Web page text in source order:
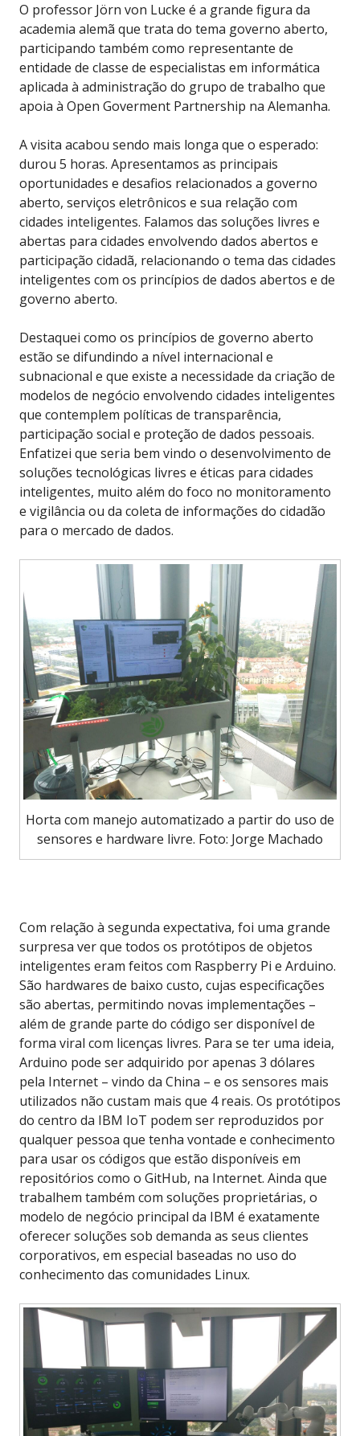
O professor Jörn von Lucke é a grande figura da
academia alemã que trata do tema governo aberto,
participando também como representante de
entidade de classe de especialistas em informática
aplicada à administração do grupo de trabalho que
apoia à Open Goverment Partnership na Alemanha.
A visita acabou sendo mais longa que o esperado:
durou 5 horas. Apresentamos as principais
oportunidades e desafios relacionados a governo
aberto, serviços eletrônicos e sua relação com
cidades inteligentes. Falamos das soluções livres e
abertas para cidades envolvendo dados abertos e
participação cidadã, relacionando o tema das cidades
inteligentes com os princípios de dados abertos e de
governo aberto.
Destaquei como os princípios de governo aberto
estão se difundindo a nível internacional e
subnacional e que existe a necessidade da criação de
modelos de negócio envolvendo cidades inteligentes
que contemplem políticas de transparência,
participação social e proteção de dados pessoais.
Enfatizei que seria bem vindo o desenvolvimento de
soluções tecnológicas livres e éticas para cidades
inteligentes, muito além do foco no monitoramento
e vigilância ou da coleta de informações do cidadão
para o mercado de dados.
Horta com manejo automatizado a partir do uso de
sensores e hardware livre. Foto: Jorge Machado
Com relação à segunda expectativa, foi uma grande
surpresa ver que todos os protótipos de objetos
inteligentes eram feitos com Raspberry Pi e Arduino.
São hardwares de baixo custo, cujas especificações
são abertas, permitindo novas implementações –
além de grande parte do código ser disponível de
forma viral com licenças livres. Para se ter uma ideia,
Arduino pode ser adquirido por apenas 3 dólares
pela Internet – vindo da China – e os sensores mais
utilizados não custam mais que 4 reais. Os protótipos
do centro da IBM IoT podem ser reproduzidos por
qualquer pessoa que tenha vontade e conhecimento
para usar os códigos que estão disponíveis em
repositórios como o GitHub, na Internet. Ainda que
trabalhem também com soluções proprietárias, o
modelo de negócio principal da IBM é exatamente
oferecer soluções sob demanda as seus clientes
corporativos, em especial baseadas no uso do
conhecimento das comunidades Linux.